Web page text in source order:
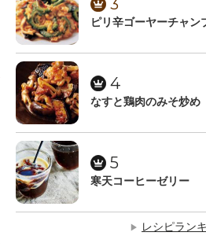
3
ピリ辛ゴーヤーチャン
4
なすと鶏肉のみそ炒め
5
寒天コーヒーゼリー
▶ レシピラン